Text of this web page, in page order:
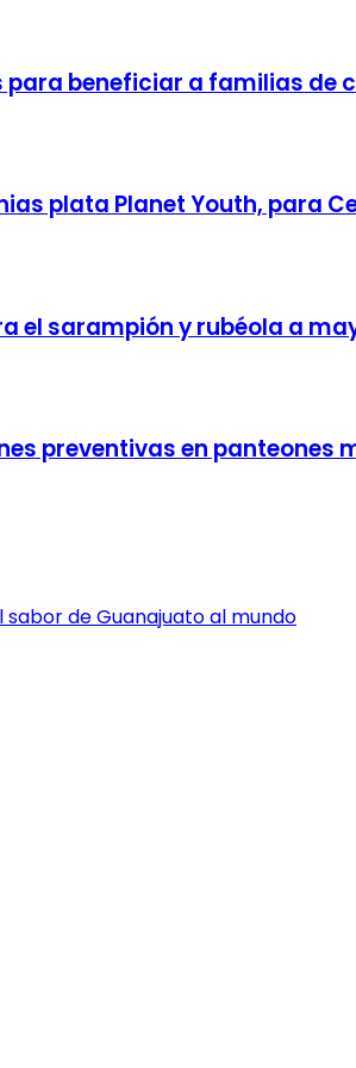
beneficiar a familias de
plata Planet Youth, para
el sarampión y rubéola a
preventivas en panteones
sabor de Guanajuato al mundo